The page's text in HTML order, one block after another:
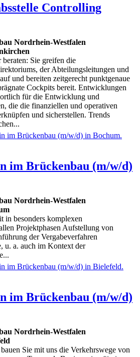
Controlling
Nordrhein-Westfalen
beraten: Sie greifen die
der Abteilungsleitungen und
und bereiten zeitgerecht punktgenaue
Cockpits bereit. Entwicklungen
für die Entwicklung und
die die finanziellen und operativen
und sicherstellen. Trends
im Brückenbau (m/w/d)
Nordrhein-Westfalen
in besonders komplexen
Projektphasen Aufstellung von
der Vergabeverfahren
u. a. auch im Kontext der
im Brückenbau (m/w/d)
Nordrhein-Westfalen
Sie mit uns die Verkehrswege von